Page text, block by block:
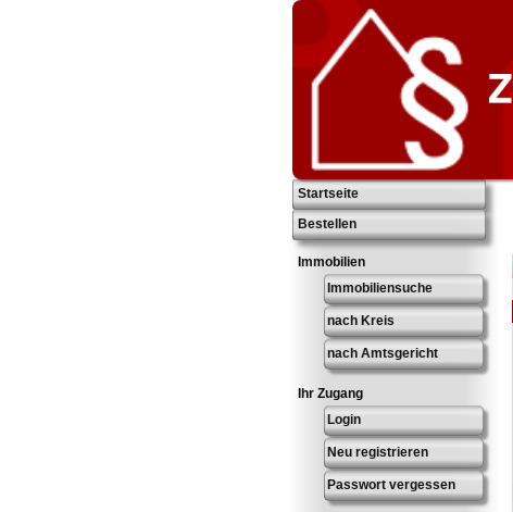
Startseite
Bestellen
Immobilien
Immobiliensuche
nach Kreis
nach Amtsgericht
Ihr Zugang
Login
Neu registrieren
Passwort vergessen